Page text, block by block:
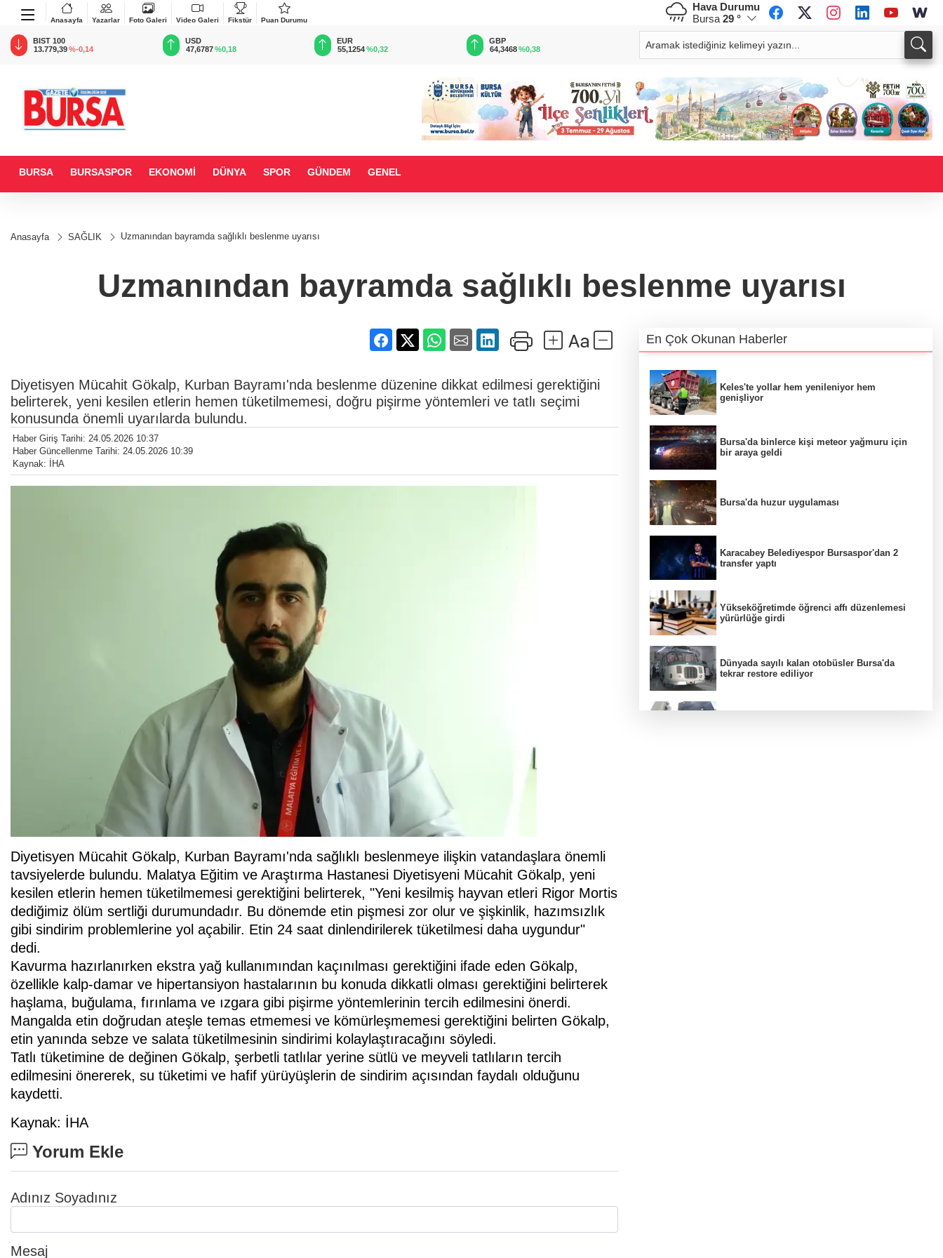
Anasayfa Yazarlar Foto Galeri Video Galeri Fikstür Puan Durumu
Hava Durumu
Bursa 29 °
BIST 100
13.779,39%-0,14
USD
47,6787 %0,18
EUR
55,1254%0,32
GBP
64,3468 %0,38
CHF
59,0083%0,82
34,1883
BURSA BURSASPOR EKONOMİ DÜNYA SPOR GÜNDEM GENEL
Anasayfa SAĞLIK Uzmanından bayramda sağlıklı beslenme uyarısı
Uzmanından bayramda sağlıklı beslenme uyarısı
Diyetisyen Mücahit Gökalp, Kurban Bayramı'nda beslenme düzenine dikkat edilmesi gerektiğini
belirterek, yeni kesilen etlerin hemen tüketilmemesi, doğru pişirme yöntemleri ve tatlı seçimi
konusunda önemli uyarılarda bulundu.
Haber Giriş Tarihi: 24.05.2026 10:37
Haber Güncellenme Tarihi: 24.05.2026 10:39
Kaynak: İHA
Diyetisyen Mücahit Gökalp, Kurban Bayramı'nda sağlıklı beslenmeye ilişkin vatandaşlara önemli
tavsiyelerde bulundu. Malatya Eğitim ve Araştırma Hastanesi Diyetisyeni Mücahit Gökalp, yeni
kesilen etlerin hemen tüketilmemesi gerektiğini belirterek, "Yeni kesilmiş hayvan etleri Rigor Mortis
dediğimiz ölüm sertliği durumundadır. Bu dönemde etin pişmesi zor olur ve şişkinlik, hazımsızlık
gibi sindirim problemlerine yol açabilir. Etin 24 saat dinlendirilerek tüketilmesi daha uygundur"
dedi.
Kavurma hazırlanırken ekstra yağ kullanımından kaçınılması gerektiğini ifade eden Gökalp,
özellikle kalp-damar ve hipertansiyon hastalarının bu konuda dikkatli olması gerektiğini belirterek
haşlama, buğulama, fırınlama ve ızgara gibi pişirme yöntemlerinin tercih edilmesini önerdi.
Mangalda etin doğrudan ateşle temas etmemesi ve kömürleşmemesi gerektiğini belirten Gökalp,
etin yanında sebze ve salata tüketilmesinin sindirimi kolaylaştıracağını söyledi.
Tatlı tüketimine de değinen Gökalp, şerbetli tatlılar yerine sütlü ve meyveli tatlıların tercih
edilmesini önererek, su tüketimi ve hafif yürüyüşlerin de sindirim açısından faydalı olduğunu
kaydetti.
Kaynak: İHA
Yorum Ekle
Adınız Soyadınız
Mesaj
En Çok Okunan Haberler
Keles'te yollar hem yenileniyor hem
genişliyor
Bursa'da binlerce kişi meteor yağmuru için
bir araya geldi
Bursa'da huzur uygulaması
Karacabey Belediyespor Bursaspor'dan 2
transfer yaptı
Yükseköğretimde öğrenci affı düzenlemesi
yürürlüğe girdi
Dünyada sayılı kalan otobüsler Bursa'da
tekrar restore ediliyor